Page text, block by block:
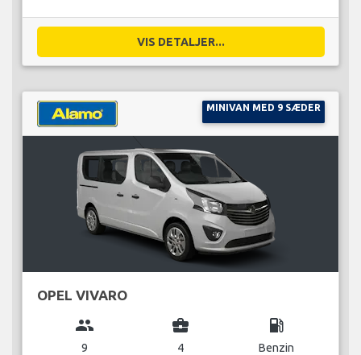
VIS DETALJER...
MINIVAN MED 9 SÆDER
OPEL VIVARO
group
9
business_center
4
local_gas_station
Benzin